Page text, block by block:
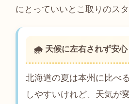
にとっていいとこ取りのスタ
🌧 天候に左右されず安心
北海道の夏は本州に比べ
しやすいけれど、天気が